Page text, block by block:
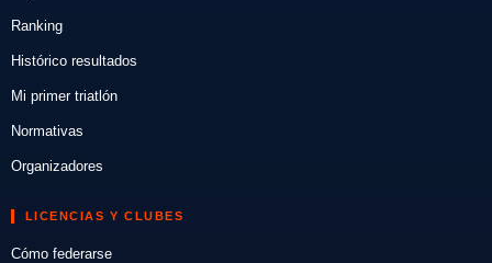
Ranking
Histórico resultados
Mi primer triatlón
Normativas
Organizadores
LICENCIAS Y CLUBES
Cómo federarse